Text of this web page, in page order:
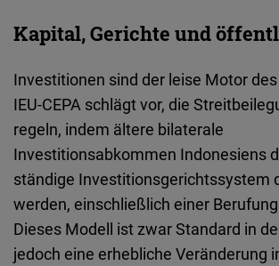
Kapital, Gerichte und
Investitionen sind der leise Motor
IEU‑CEPA schlägt vor, die
regeln, indem ältere bilaterale
Investitionsabkommen Indonesiens
ständige Investitionsgerichtssystem
werden, einschließlich einer
Dieses Modell ist zwar Standard in
jedoch eine erhebliche Veränderung